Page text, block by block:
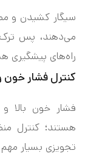
سیگار کشیدن و
می‌دهند، پس
راه‌های پیشگیری
کنترل فشار
فشار خون بالا
هستند؛ کنترل
تجویزی بسیار